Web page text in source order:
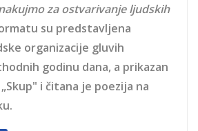
za ostvarivanje ljudskih
su predstavljena
organizacije gluvih
godinu dana, a prikazan
i čitana je poezija na